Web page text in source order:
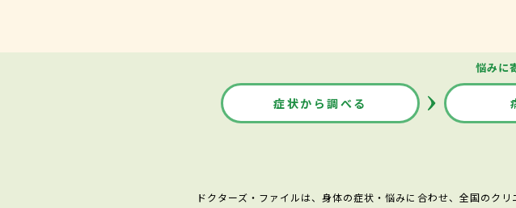
悩みに
症状から調べる
ドクターズ・ファイルは、身体の症状・悩みに合わせ、全国のク